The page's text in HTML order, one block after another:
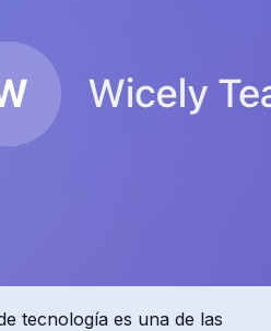
tecnología es una de las